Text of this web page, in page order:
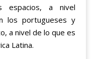
espacios, a nivel
los portugueses y
a nivel de lo que es
Latina.